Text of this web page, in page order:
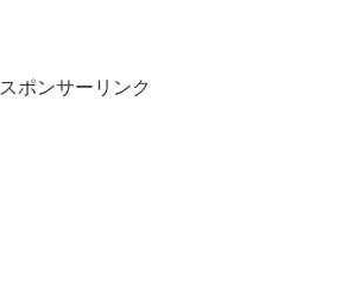
スポンサーリンク